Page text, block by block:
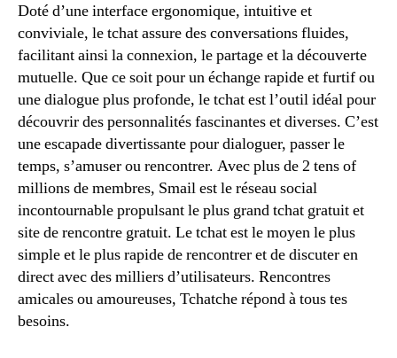
Doté d’une interface ergonomique, intuitive et
conviviale, le tchat assure des conversations fluides,
facilitant ainsi la connexion, le partage et la découverte
mutuelle. Que ce soit pour un échange rapide et furtif ou
une dialogue plus profonde, le tchat est l’outil idéal pour
découvrir des personnalités fascinantes et diverses. C’est
une escapade divertissante pour dialoguer, passer le
temps, s’amuser ou rencontrer. Avec plus de 2 tens of
millions de membres, Smail est le réseau social
incontournable propulsant le plus grand tchat gratuit et
site de rencontre gratuit. Le tchat est le moyen le plus
simple et le plus rapide de rencontrer et de discuter en
direct avec des milliers d’utilisateurs. Rencontres
amicales ou amoureuses, Tchatche répond à tous tes
besoins.